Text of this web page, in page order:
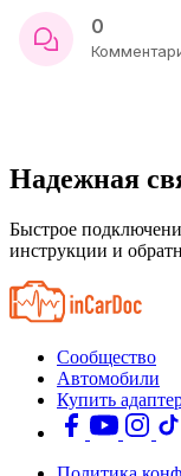
0
Надежная
Быстрое
инструкции и
Сообщество
Автомобили
Купить